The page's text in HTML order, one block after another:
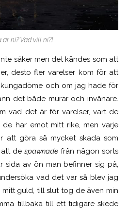
är ni? Vad vill ni?!
säker men det kändes som att
desto fler varelser kom för att
och om jag hade för
det både murar och invånare.
vad det är för varelser, vart de
har emot mitt rike, men varje
att göra så mycket skada som
de spawnade från någon sorts
sida av ön man befinner sig på,
vad det var så blev jag
guld, till slut tog de även min
tillbaka till ett tidigare skede